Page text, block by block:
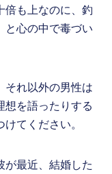
倍も上なのに、釣
と心の中で毒づい
れ以外の男性は
想を語ったりする
てください。
が最近、結婚した